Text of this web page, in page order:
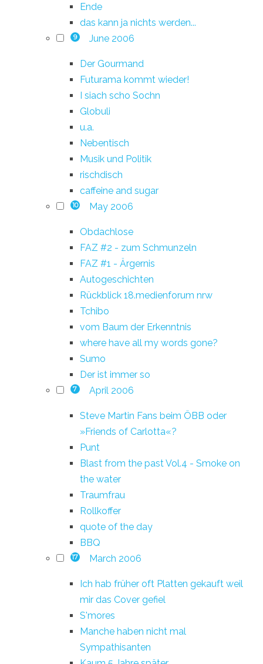
Ende
das kann ja nichts werden...
9 June 2006
Der Gourmand
Futurama kommt wieder!
I siach scho Sochn
Globuli
u.a.
Nebentisch
Musik und Politik
rischdisch
caffeine and sugar
10 May 2006
Obdachlose
FAZ #2 - zum Schmunzeln
FAZ #1 - Ärgernis
Autogeschichten
Rückblick 18.medienforum nrw
Tchibo
vom Baum der Erkenntnis
where have all my words gone?
Sumo
Der ist immer so
7 April 2006
Steve Martin Fans beim ÖBB oder
»Friends of Carlotta«?
Punt
Blast from the past Vol.4 - Smoke on
the water
Traumfrau
Rollkoffer
quote of the day
BBQ
17 March 2006
Ich hab früher oft Platten gekauft weil
mir das Cover gefiel
S'mores
Manche haben nicht mal
Sympathisanten